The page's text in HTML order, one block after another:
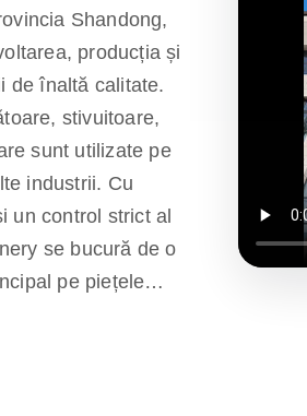
Shandong,
producția și
de înaltă calitate.
stivuitoare,
sunt utilizate pe
industrii. Cu
un control strict al
se bucură de o
pe piețele
produse rentabile și